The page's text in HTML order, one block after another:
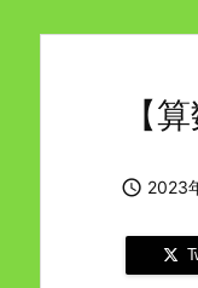
【
 2023